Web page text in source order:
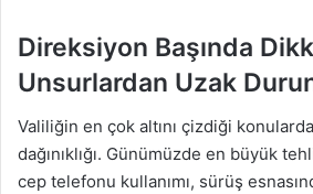
Direksiyon Başında
Unsurlardan Uzak
Valiliğin en çok altını çizdiği
dağınıklığı. Günümüzde en büyük
cep telefonu kullanımı, sürüş